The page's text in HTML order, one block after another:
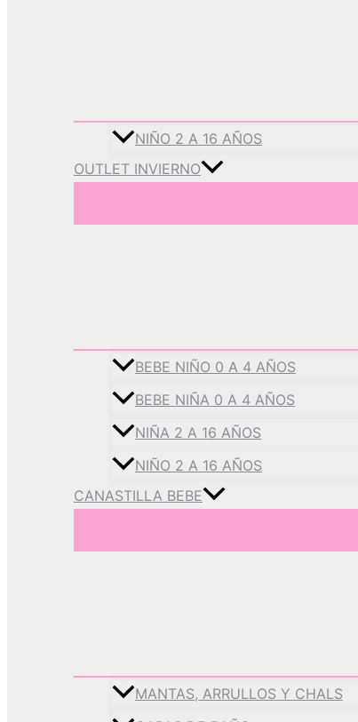
NIÑO 2 A 16 AÑOS
OUTLET INVIERNO
BEBE NIÑO 0 A 4 AÑOS
BEBE NIÑA 0 A 4 AÑOS
NIÑA 2 A 16 AÑOS
NIÑO 2 A 16 AÑOS
CANASTILLA BEBE
MANTAS, ARRULLOS Y CHALS